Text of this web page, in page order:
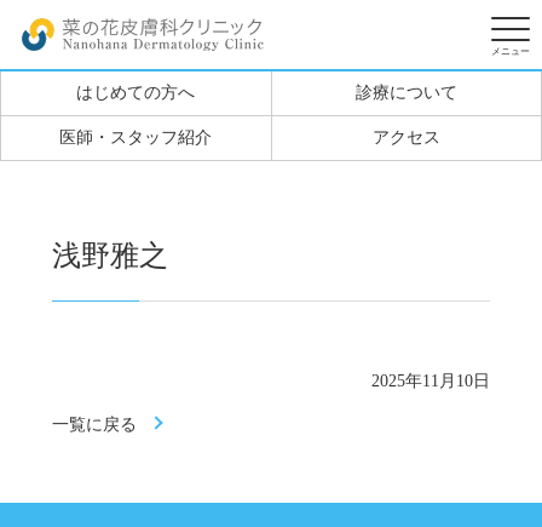
はじめての方へ 診療について
医師・スタッフ紹介 アクセス
浅野雅之
2025年11月10日
一覧に戻る